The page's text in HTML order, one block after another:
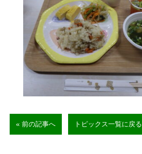
« 前の記事へ トピックス一覧に戻る